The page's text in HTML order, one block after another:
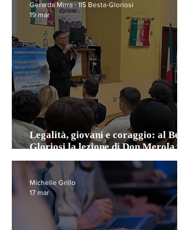
Legalità, giovani e coraggio: al Besta
Gloriosi la lezione di Don Merola
contro la camorra
Gerarda Mirra - IIS Besta-Gloriosi
19 mar
Michelle Grillo
17 mar